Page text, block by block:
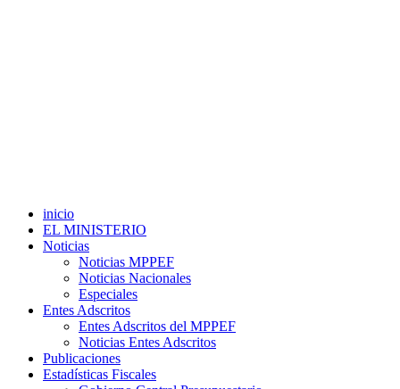
inicio
EL MINISTERIO
Noticias
Noticias MPPEF
Noticias Nacionales
Especiales
Entes Adscritos
Entes Adscritos del MPPEF
Noticias Entes Adscritos
Publicaciones
Estadísticas Fiscales